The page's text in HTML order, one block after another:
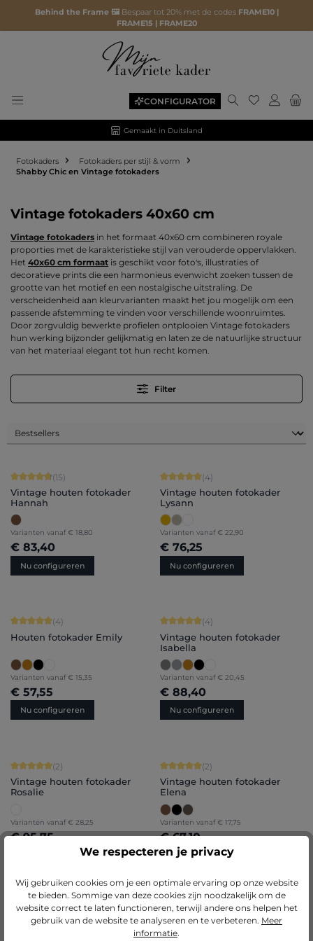
Behind the Frame 🖼️ Bespaar tot 20% met de codes FRAME10 |
FRAME15 | FRAME20
CONFIGURATOR Je hebt 0
Gemaakt in Duitsland
Fotokaders
Fotokaders per stijl & vorm
Shabby Chic en Vintage fotokaders
Vintage fotokaders 40x60 cm
Vintage fotokaders in het formaat 40x60 cm combineren royale
proporties met de karakteristieke stijl van verouderde oppervlakken.
Het 40x60 cm formaat is geschikt voor foto's, illustraties of
decoratieve prints die een harmonieus evenwicht zoeken tussen de
grootte van het motief en een nostalgische uitstraling. De
verscheidenheid aan kleurvarianten maakt het jou mogelijk om een
passende afstemming te vinden voor verschillende woonruimtes.
Door zorgvuldig bewerkte profielen ontplooien Vintage fotokaders
hun werking bijzonder gelijkmatig en laten ze de natuurlijke structuur
van het materiaal elegant tot hun recht komen.
Filter
Gemiddelde score van 4.87 op 5 sterren
(15)
Vintage houten fotokader
Hannah
Varianten vanaf € 18,80
€ 83,40
Nu configureren
Gemiddelde score van 5 op 5 sterren
(4)
Vintage houten fotokader
Lysann
Varianten vanaf € 22,90
€ 76,25
Nu configureren
Gemiddelde score van 5 op 5 sterren
(4)
Houten fotokader Emily
Varianten vanaf € 15,35
€ 57,55
Nu configureren
Gemiddelde score van 5 op 5 sterren
(4)
Vintage houten fotokader
Isabella
Varianten vanaf € 20,45
€ 88,40
Nu configureren
Gemiddelde score van 5 op 5 sterren
(2)
Vintage houten fotokader
Rosalie
Varianten vanaf € 28,25
€ 95,75
Nu configureren
Gemiddelde score van 5 op 5 sterren
(2)
Vintage houten fotokader
Elena
Varianten vanaf € 17,75
€ 67,10
Nu configureren
Gemiddelde score van 5 op 5 sterren
(3)
Vintage houten fotokader
Gemiddelde score van 5 op 5 sterren
(3)
Vintage houten fotokader
Finja
We respecteren je privacy
Wij gebruiken cookies om je een optimale ervaring op onze website
te bieden. Sommige van deze cookies zijn noodzakelijk om de
website correct te laten functioneren, terwijl andere ons helpen het
gebruik van de website te analyseren en te verbeteren. Meer
informatie.